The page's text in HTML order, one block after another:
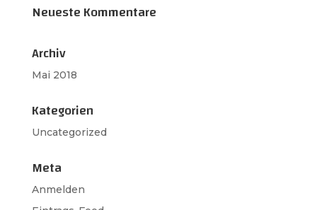
Neueste Kommentare
Archiv
Mai 2018
Kategorien
Uncategorized
Meta
Anmelden